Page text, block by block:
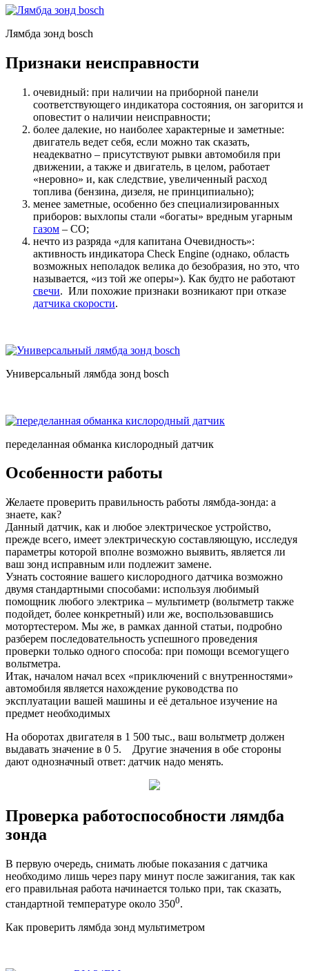
Лямбда зонд bosch
Признаки неисправности
очевидный: при наличии на приборной панели
соответствующего индикатора состояния, он загорится и
оповестит о наличии неисправности;
более далекие, но наиболее характерные и заметные:
двигатель ведет себя, если можно так сказать,
неадекватно – присутствуют рывки автомобиля при
движении, а также и двигатель, в целом, работает
«неровно» и, как следствие, увеличенный расход
топлива (бензина, дизеля, не принципиально);
менее заметные, особенно без специализированных
приборов: выхлопы стали «богаты» вредным угарным
газом – СО;
нечто из разряда «для капитана Очевидность»:
активность индикатора Check Engine (однако, область
возможных неполадок велика до безобразия, но это, что
называется, «из той же оперы»). Как будто не работают
свечи. Или похожие признаки возникают при отказе
датчика скорости.
Универсальный лямбда зонд bosch
переделанная обманка кислородный датчик
Особенности работы
Желаете проверить правильность работы лямбда-зонда: а
знаете, как?
Данный датчик, как и любое электрическое устройство,
прежде всего, имеет электрическую составляющую, исследуя
параметры которой вполне возможно выявить, является ли
ваш зонд исправным или подлежит замене.
Узнать состояние вашего кислородного датчика возможно
двумя стандартными способами: используя любимый
помощник любого электрика – мультиметр (вольтметр также
подойдет, более конкретный) или же, воспользовавшись
мотортестером. Мы же, в рамках данной статьи, подробно
разберем последовательность успешного проведения
проверки только одного способа: при помощи всемогущего
вольтметра.
Итак, началом начал всех «приключений с внутренностями»
автомобиля является нахождение руководства по
эксплуатации вашей машины и её детальное изучение на
предмет необходимых
На оборотах двигателя в 1 500 тыс., ваш вольтметр должен
выдавать значение в 0 5. Другие значения в обе стороны
дают однозначный ответ: датчик надо менять.
Проверка работоспособности лямдба
зонда
В первую очередь, снимать любые показания с датчика
необходимо лишь через пару минут после зажигания, так как
его правильная работа начинается только при, так сказать,
стандартной температуре около 3500.
Как проверить лямбда зонд мультиметром